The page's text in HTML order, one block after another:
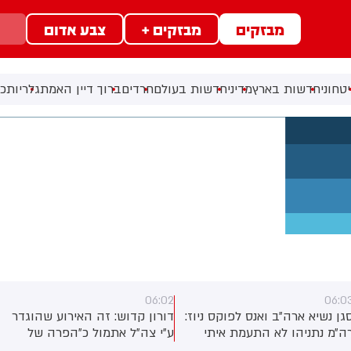
מבזקים מבזקים + צבע אדום
חדשות בארץמדיניחדשות בעולםחרדיםברוך דיין האמתגלריות
נשיא ארה״ב ואנס לפוקס ניוז:
נתניהו לא התעמת איתי
06:02
דורון קדוש: זה האירוע שהוגדר
ע״י צה״ל אתמול כ״הפרה של